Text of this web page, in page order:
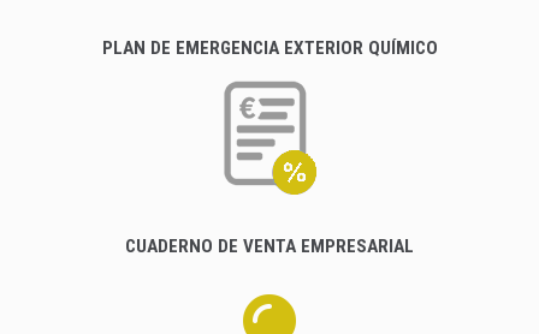
PLAN DE EMERGENCIA EXTERIOR QUÍMICO
CUADERNO DE VENTA EMPRESARIAL